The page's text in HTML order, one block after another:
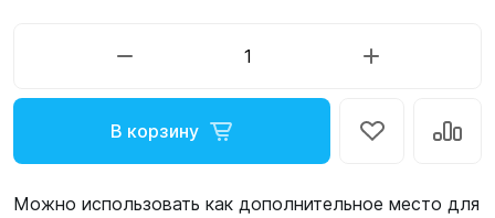
В корзину
Можно использовать как дополнительное место для